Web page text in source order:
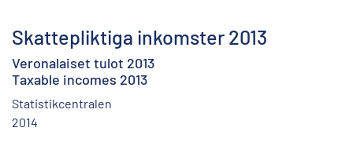
Skattepliktiga inkomster 2013
Veronalaiset tulot 2013
Taxable incomes 2013
Statistikcentralen
2014